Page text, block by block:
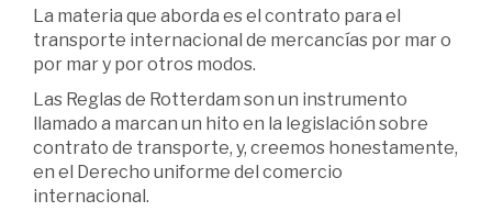
La materia que aborda es el contrato para el
transporte internacional de mercancías por mar o
por mar y por otros modos.
Las Reglas de Rotterdam son un instrumento
llamado a marcan un hito en la legislación sobre
contrato de transporte, y, creemos honestamente,
en el Derecho uniforme del comercio
internacional.